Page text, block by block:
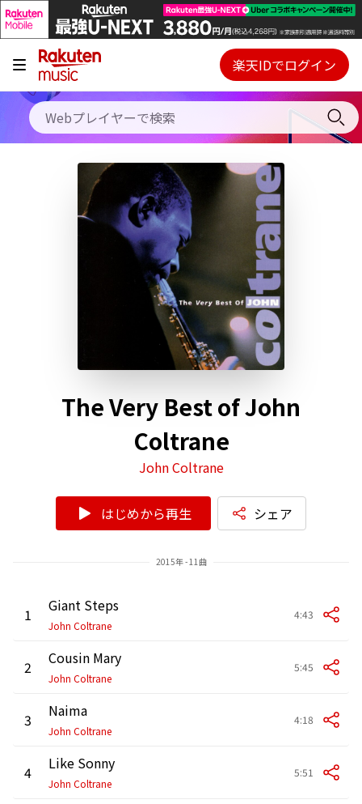
キャンペーン
料金プラン
使い方
初回30日間無料お試し
Webプレイヤー
ご契約内容の確認・変更
楽天IDでログイン
The Very Best of John
Coltrane
John Coltrane
はじめから再生 シェア
2015年 - 11曲
1 Giant Steps
John Coltrane
4:43
2 Cousin Mary
John Coltrane
5:45
3 Naima
John Coltrane
4:18
4 Like Sonny
John Coltrane
5:51